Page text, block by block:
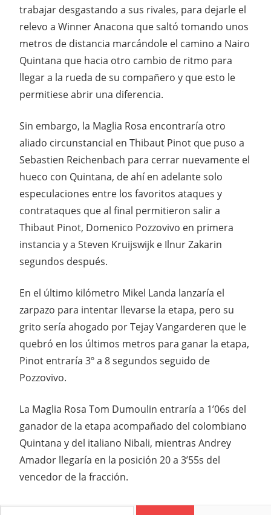
trabajar desgastando a sus rivales, para dejarle el
relevo a Winner Anacona que saltó tomando unos
metros de distancia marcándole el camino a Nairo
Quintana que hacia otro cambio de ritmo para
llegar a la rueda de su compañero y que esto le
permitiese abrir una diferencia.
Sin embargo, la Maglia Rosa encontraría otro
aliado circunstancial en Thibaut Pinot que puso a
Sebastien Reichenbach para cerrar nuevamente el
hueco con Quintana, de ahí en adelante solo
especulaciones entre los favoritos ataques y
contrataques que al final permitieron salir a
Thibaut Pinot, Domenico Pozzovivo en primera
instancia y a Steven Kruijswijk e Ilnur Zakarin
segundos después.
En el último kilómetro Mikel Landa lanzaría el
zarpazo para intentar llevarse la etapa, pero su
grito sería ahogado por Tejay Vangarderen que le
quebró en los últimos metros para ganar la etapa,
Pinot entraría 3º a 8 segundos seguido de
Pozzovivo.
La Maglia Rosa Tom Dumoulin entraría a 1’06s del
ganador de la etapa acompañado del colombiano
Quintana y del italiano Nibali, mientras Andrey
Amador llegaría en la posición 20 a 3’55s del
vencedor de la fracción.
ADMIN/MEDIA-UPLOAD.PHP?